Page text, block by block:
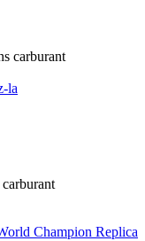
carburant
la
carburant
Champion Replica